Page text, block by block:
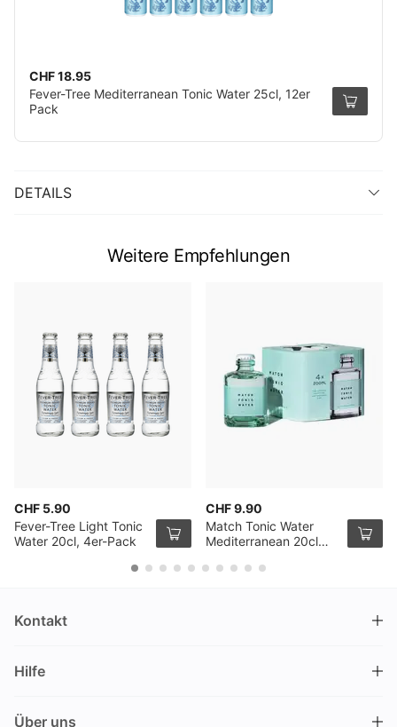
CHF 18.95
Fever-Tree Mediterranean Tonic Water 25cl, 12er
Pack
DETAILS
Weitere Empfehlungen
CHF 5.90
Fever-Tree Light Tonic
Water 20cl, 4er-Pack
CHF 9.90
Match Tonic Water
Mediterranean 20cl
Kontakt
Nüschelerstrasse 35
Schweiz
Hilfe
Über uns